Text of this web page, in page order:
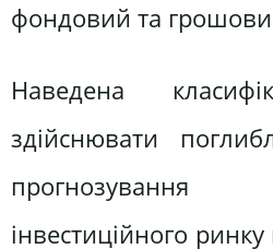
фондовий та
Наведена
здійснювати
інвестиційного